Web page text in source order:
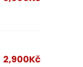
2,900Kč